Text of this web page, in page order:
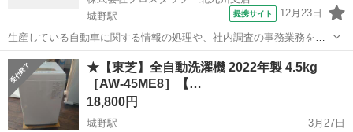
城野駅
提携サイト 12月23日
生産している自動車に関する情報の処理や、社内調査の事務業務をお
願いします。 具体的には・・・ ・自動車の部品に、うまく取り付けが
出来ない等の不良が発生した際 どの部分に不良があるのか現場のス
タッフさんに確認をしたり、写真...
福岡 京都郡 城野駅 一般事務
★【東芝】全自動洗濯機 2022年製 4.5kg
［AW-45ME8］【…
18,800円
城野駅
3月27日